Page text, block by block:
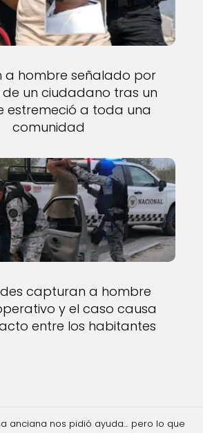
a hombre señalado por
un ciudadano tras un
estremeció a toda una
comunidad
capturan a hombre
y el caso causa
entre los habitantes
anciana nos pidió ayuda… pero lo que